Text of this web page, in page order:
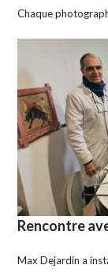
Chaque
Rencontre
Max Dejardin a